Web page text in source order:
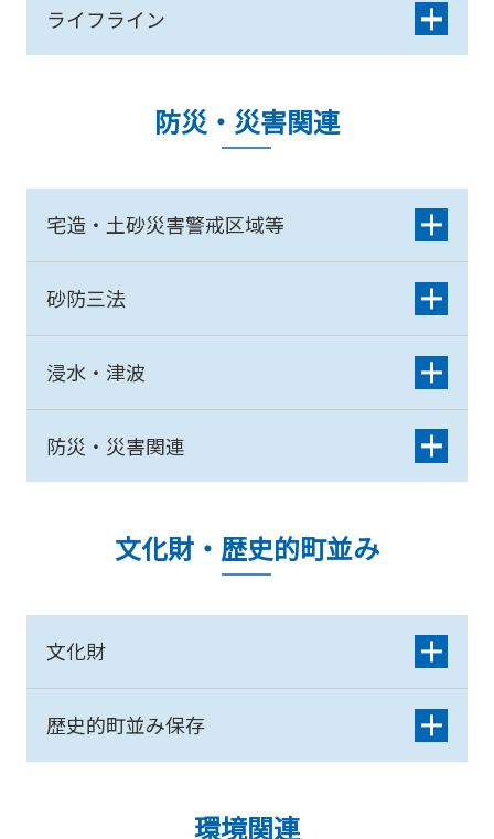
ライフライン
防災・災害関連
宅造・土砂災害警戒区域等
砂防三法
浸水・津波
防災・災害関連
文化財・歴史的町並み
文化財
歴史的町並み保存
環境関連